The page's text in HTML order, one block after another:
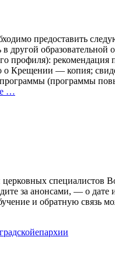
предоставить
другой
профиля): рекомендация
о Крещении — копия;
(программы
…
специалистов
за анонсами, — о
и обратную связь